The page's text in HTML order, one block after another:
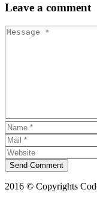
Leave a comment
Send Comment
2016 © Copyrights